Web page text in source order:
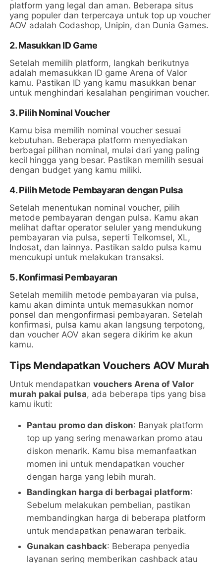
platform yang legal dan aman. Beberapa situs
yang populer dan terpercaya untuk top up voucher
AOV adalah Codashop, Unipin, dan Dunia Games.
2. Masukkan ID Game
Setelah memilih platform, langkah berikutnya
adalah memasukkan ID game Arena of Valor
kamu. Pastikan ID yang kamu masukkan benar
untuk menghindari kesalahan pengiriman voucher.
3. Pilih Nominal Voucher
Kamu bisa memilih nominal voucher sesuai
kebutuhan. Beberapa platform menyediakan
berbagai pilihan nominal, mulai dari yang paling
kecil hingga yang besar. Pastikan memilih sesuai
dengan budget yang kamu miliki.
4. Pilih Metode Pembayaran dengan Pulsa
Setelah menentukan nominal voucher, pilih
metode pembayaran dengan pulsa. Kamu akan
melihat daftar operator seluler yang mendukung
pembayaran via pulsa, seperti Telkomsel, XL,
Indosat, dan lainnya. Pastikan saldo pulsa kamu
mencukupi untuk melakukan transaksi.
5. Konfirmasi Pembayaran
Setelah memilih metode pembayaran via pulsa,
kamu akan diminta untuk memasukkan nomor
ponsel dan mengonfirmasi pembayaran. Setelah
konfirmasi, pulsa kamu akan langsung terpotong,
dan voucher AOV akan segera dikirim ke akun
kamu.
Tips Mendapatkan Vouchers AOV Murah
Untuk mendapatkanvouchers Arena of Valor
murah pakai pulsa, ada beberapa tips yang bisa
kamu ikuti:
Pantau promo dan diskon: Banyak platform
top up yang sering menawarkan promo atau
diskon menarik. Kamu bisa memanfaatkan
momen ini untuk mendapatkan voucher
dengan harga yang lebih murah.
Bandingkan harga di berbagai platform:
Sebelum melakukan pembelian, pastikan
membandingkan harga di beberapa platform
untuk mendapatkan penawaran terbaik.
Gunakan cashback: Beberapa penyedia
layanan sering memberikan cashback atau